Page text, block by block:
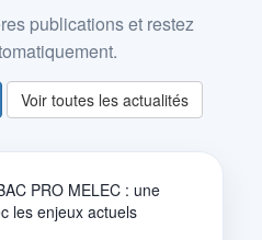
publications et restez
Voir toutes les actualités